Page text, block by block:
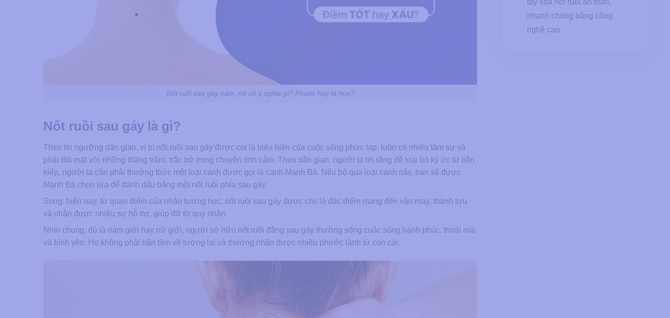
Nốt ruồi sau gáy nam, nữ có ý nghĩa gì? Phước hay là họa?
Nốt ruồi sau gáy là gì?
Theo tín ngưỡng dân gian, vị trí nốt ruồi sau gáy được coi là biểu hiện của cuộc sống phức tạp, luôn có nhiều tâm sự và
phải đối mặt với những thăng trầm, trắc trở trong chuyện tình cảm. Theo dân gian, người ta tin rằng để loại bỏ ký ức từ tiền
kiếp, người ta cần phải thưởng thức một loại canh được gọi là canh Mạnh Bà. Nếu bỏ qua loại canh này, bạn sẽ được
Mạnh Bà chọn lựa để đánh dấu bằng một nốt ruồi phía sau gáy.
Song, hiện nay, từ quan điểm của nhân tướng học, nốt ruồi sau gáy được cho là đặc điểm mang đến vận may, thành tựu
và nhận được nhiều sự hỗ trợ, giúp đỡ từ quý nhân.
Nhìn chung, dù là nam giới hay nữ giới, người sở hữu nốt ruồi đằng sau gáy thường sống cuộc sống hạnh phúc, thoải mái
và bình yên. Họ không phải bận tâm về tương lai và thường nhận được nhiều phước lành từ con cái.
tẩy xóa nốt ruồi an toàn,
nhanh chóng bằng công
nghệ cao